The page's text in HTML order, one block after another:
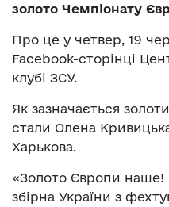
золото Чемпіонату
Про це у четвер, 19
Facebook-сторінці
клубі ЗСУ.
Як зазначається
стали Олена
Харькова.
«Золото Європи наше!
збірна України з